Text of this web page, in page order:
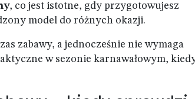
, co jest istotne, gdy przygotowujesz
model do różnych okazji.
zabawy, a jednocześnie nie wymaga
w sezonie karnawałowym,